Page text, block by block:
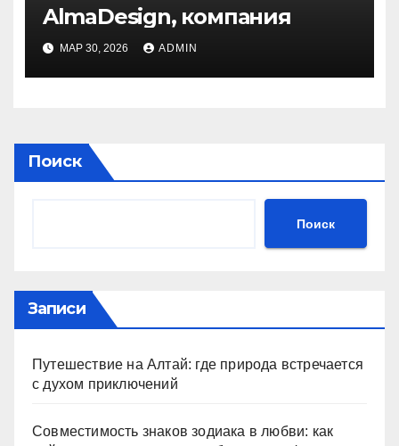
AlmaDesign, компания
МАР 30, 2026 ADMIN
Поиск
Поиск
Записи
Путешествие на Алтай: где природа встречается
с духом приключений
Совместимость знаков зодиака в любви: как